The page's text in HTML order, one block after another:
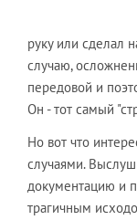
руку или сделал
случаю,
передовой и
Он - тот самый
Но вот что
случаями.
документацию и
трагичным